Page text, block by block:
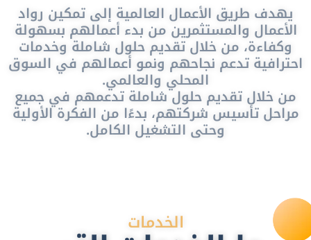
يهدف طريق الأعمال العالمية إلى تمكين رواد
الأعمال والمستثمرين من بدء أعمالهم بسهولة
وكفاءة، من خلال تقديم حلول شاملة وخدمات
احترافية تدعم نجاحهم ونمو أعمالهم في السوق
المحلي والعالمي.
من خلال تقديم حلول شاملة تدعمهم في جميع
مراحل تأسيس شركتهم، بدءًا من الفكرة الأولية
وحتى التشغيل الكامل.
الخدمات